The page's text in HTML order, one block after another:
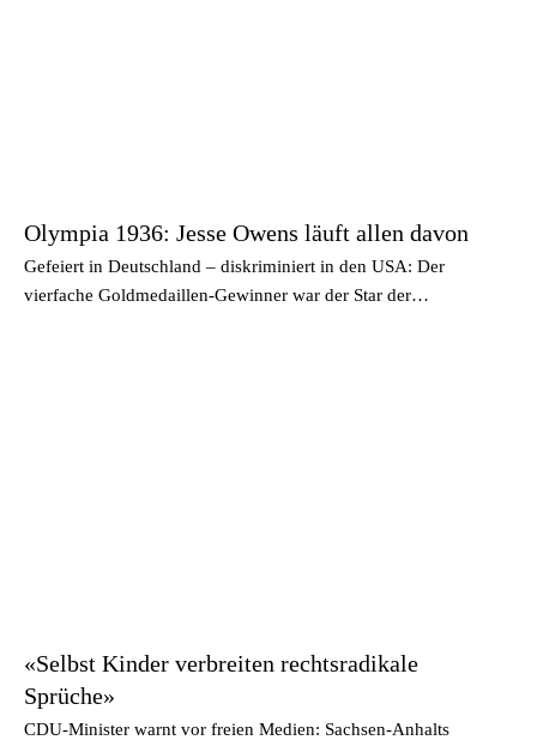
Olympia 1936: Jesse Owens läuft allen davon
Gefeiert in Deutschland – diskriminiert in den USA: Der
vierfache Goldmedaillen-Gewinner war der Star der…
«Selbst Kinder verbreiten rechtsradikale
Sprüche»
CDU-Minister warnt vor freien Medien: Sachsen-Anhalts